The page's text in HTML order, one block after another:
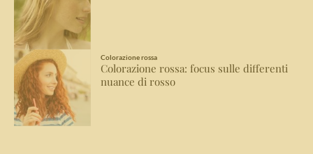
Colorazione rossa
Colorazione rossa: focus sulle differenti
nuance di rosso